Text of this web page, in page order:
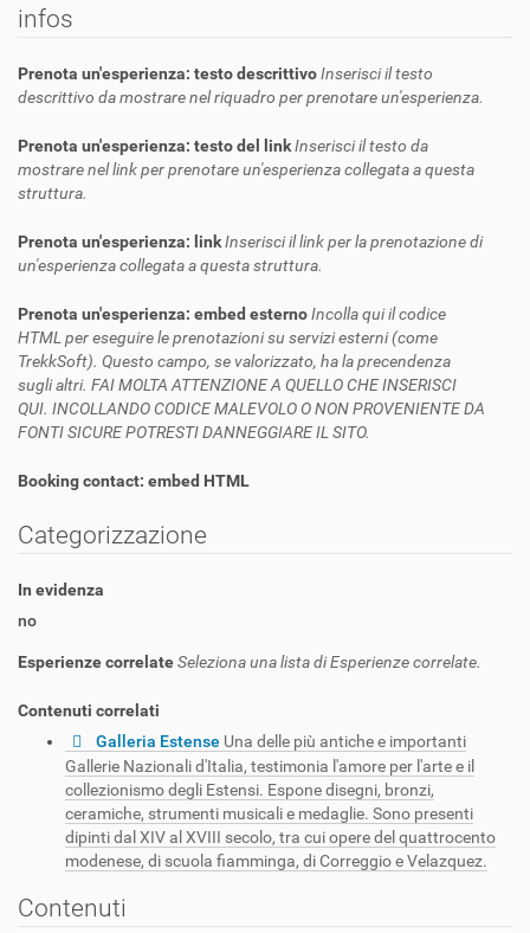
infos
Prenota un'esperienza: testo descrittivoInserisci il testo
descrittivo da mostrare nel riquadro per prenotare un'esperienza.
Prenota un'esperienza: testo del linkInserisci il testo da
mostrare nel link per prenotare un'esperienza collegata a questa
struttura.
Prenota un'esperienza: linkInserisci il link per la prenotazione di
un'esperienza collegata a questa struttura.
Prenota un'esperienza: embed esternoIncolla qui il codice
HTML per eseguire le prenotazioni su servizi esterni (come
TrekkSoft). Questo campo, se valorizzato, ha la precendenza
sugli altri. FAI MOLTA ATTENZIONE A QUELLO CHE INSERISCI
QUI. INCOLLANDO CODICE MALEVOLO O NON PROVENIENTE DA
FONTI SICURE POTRESTI DANNEGGIARE IL SITO.
Booking contact: embed HTML
Categorizzazione
In evidenza
no
Esperienze correlateSeleziona una lista di Esperienze correlate.
Contenuti correlati
Galleria Estense Una delle più antiche e importanti
Gallerie Nazionali d'Italia, testimonia l'amore per l'arte e il
collezionismo degli Estensi. Espone disegni, bronzi,
ceramiche, strumenti musicali e medaglie. Sono presenti
dipinti dal XIV al XVIII secolo, tra cui opere del quattrocento
modenese, di scuola fiamminga, di Correggio e Velazquez.
Contenuti